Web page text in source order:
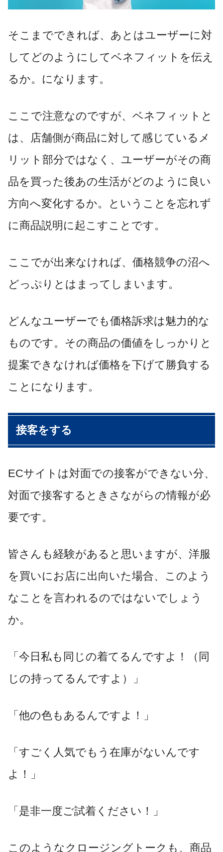
そこまでできれば、あとはユーザーに対
してどのようにしてベネフィットを伝え
るか。になります。
ここで注意なのですが、ベネフィットと
は、店舗側が商品に対して感じているメ
リット部分ではなく、ユーザーがその商
品を買った後あの生活がどのように良い
方向へ変化するか。ということを忘れず
に商品説明に起こすことです。
ここでが出来なければ、価格競争の沼へ
どっぷりとはまってしまいます。
どんなユーザーでも価格訴求は魅力的な
ものです。その商品の価値をしっかりと
提案できなければ価格を下げて勝負する
ことになります。
接客をする
ECサイトは対面での接客ができない分、
対面で接客するときさながらの情報が必
要です。
皆さんも経験があると思いますが、洋服
を買いにお店に出向いた場合、このよう
なことを言われるのではないでしょう
か。
「今日私も同じの着てるんですよ！（同
じの持ってるんですよ）」
「他の色もあるんですよ！」
「すごく人気でもう在庫がないんです
よ！」
「是非一度ご試着ください！」
このようなクロージングトークも、商品